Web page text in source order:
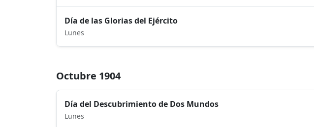
Día de las Glorias del Ejército
Lunes
Octubre 1904
Día del Descubrimiento de Dos Mundos
Lunes